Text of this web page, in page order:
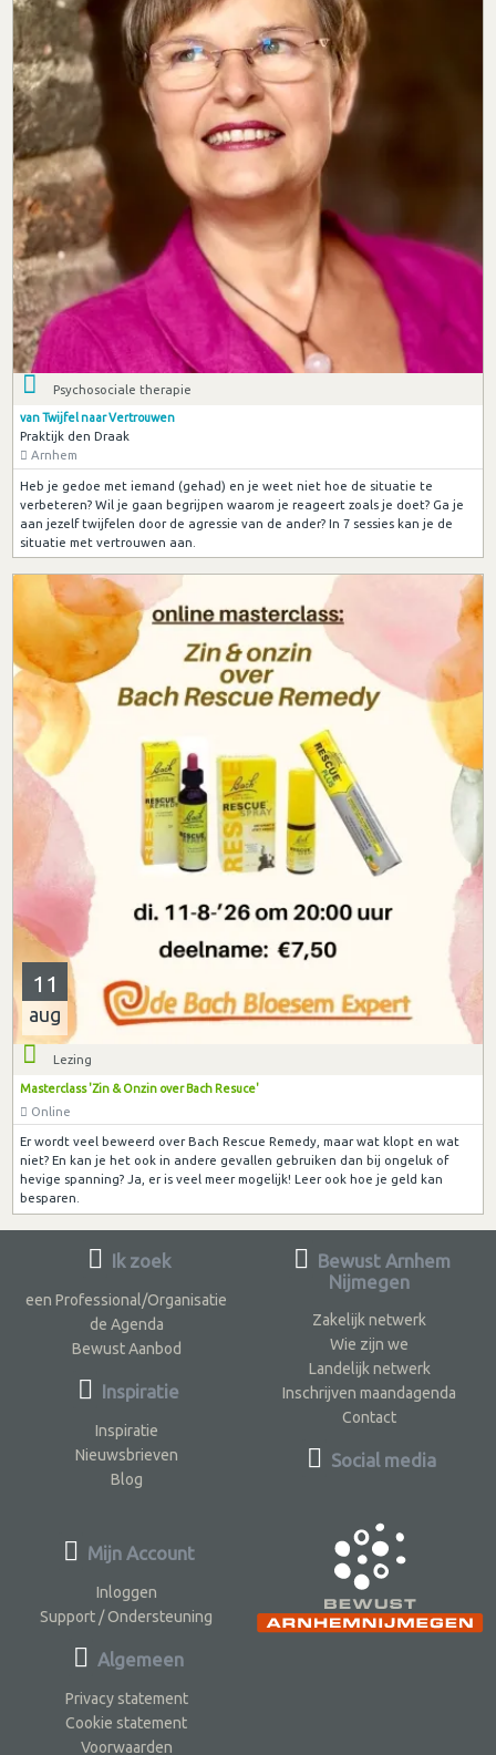
Psychosociale therapie
van Twijfel naar Vertrouwen
Praktijk den Draak
Arnhem
Heb je gedoe met iemand (gehad) en je weet niet hoe de situatie te
verbeteren? Wil je gaan begrijpen waarom je reageert zoals je doet? Ga je
aan jezelf twijfelen door de agressie van de ander? In 7 sessies kan je de
situatie met vertrouwen aan.
11
aug
Lezing
Masterclass 'Zin & Onzin over Bach Resuce'
Online
Er wordt veel beweerd over Bach Rescue Remedy, maar wat klopt en wat
niet? En kan je het ook in andere gevallen gebruiken dan bij ongeluk of
hevige spanning? Ja, er is veel meer mogelijk! Leer ook hoe je geld kan
besparen.
Ik zoek
een Professional/Organisatie
de Agenda
Bewust Aanbod
Inspiratie
Inspiratie
Nieuwsbrieven
Blog
Bewust Arnhem
Nijmegen
Zakelijk netwerk
Wie zijn we
Landelijk netwerk
Inschrijven maandagenda
Contact
Social media
Mijn Account
Inloggen
Support / Ondersteuning
Algemeen
Privacy statement
Cookie statement
Voorwaarden